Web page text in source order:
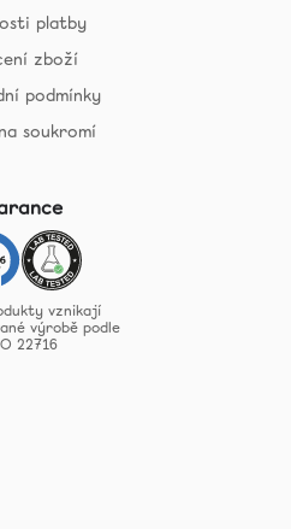
platby
zboží
podmínky
soukromí
vznikají
výrobě podle
22716